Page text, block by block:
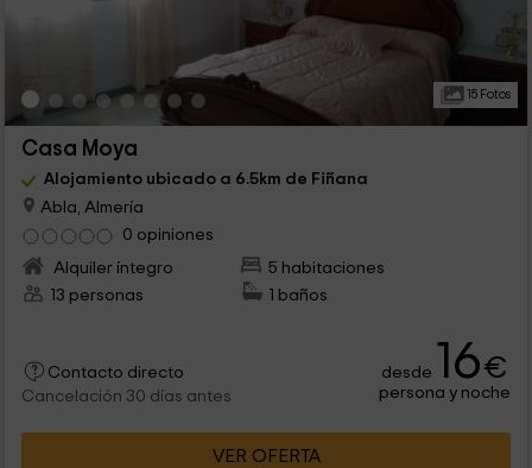
15 Fotos
Casa Moya
Alojamiento ubicado a 6.5km de Fiñana
Abla, Almería
0 opiniones
Alquiler íntegro
5 habitaciones
13 personas
1 baños
Contacto directo
Cancelación 30 días antes
desde 16€
persona y noche
VER OFERTA